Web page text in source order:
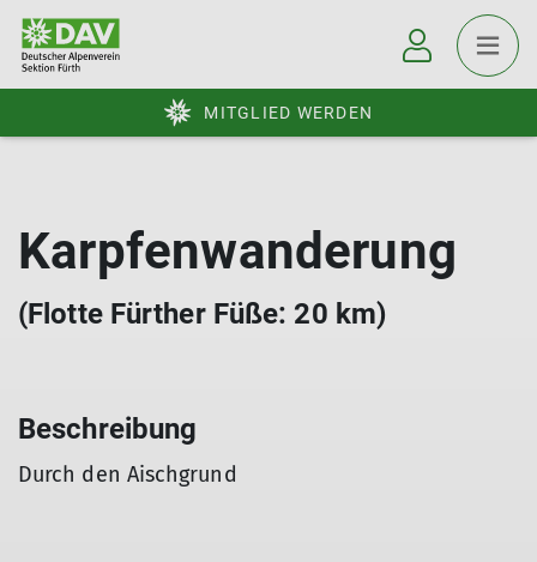
MITGLIED WERDEN
Karpfenwanderung
(Flotte Fürther Füße: 20 km)
Beschreibung
Durch den Aischgrund